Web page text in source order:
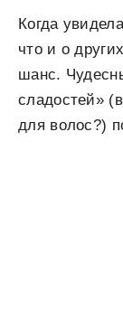
Когда
что и о
шанс.
сладостей»
для волос?)